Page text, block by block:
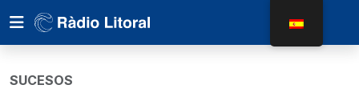
SUCESOS